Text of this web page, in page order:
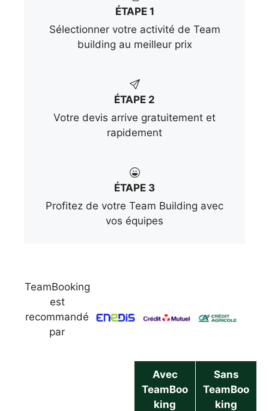
ÉTAPE 1
Sélectionner votre activité de Team
building au meilleur prix
ÉTAPE 2
Votre devis arrive gratuitement et
rapidement
ÉTAPE 3
Profitez de votre Team Building avec
vos équipes
TeamBooking
est
recommandé
par
Avec
TeamBoo
king
Sans
TeamBoo
king